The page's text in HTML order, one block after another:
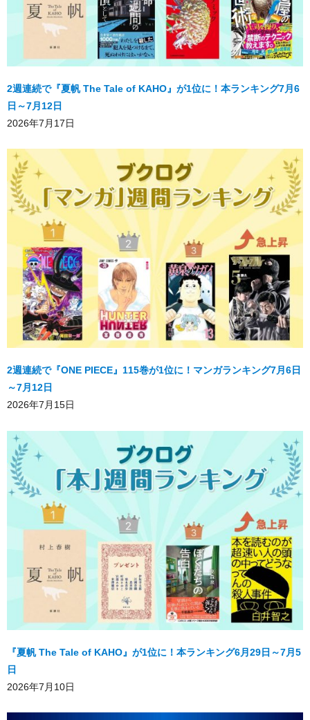
2週連続で『夏帆 The Tale of KAHO』が1位に！本ランキング7月6
日～7月12日
2026年7月17日
2週連続で『ONE PIECE』115巻が1位に！マンガランキング7月6日
～7月12日
2026年7月15日
『夏帆 The Tale of KAHO』が1位に！本ランキング6月29日～7月5
日
2026年7月10日